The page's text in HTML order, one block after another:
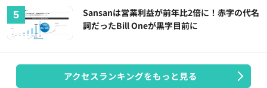
Sansanは営業利益が前年比2倍に！赤字の代名
詞だったBill Oneが黒字目前に
アクセスランキングをもっと見る